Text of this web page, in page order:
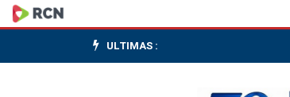
Brasil
no
ULTIMAS :